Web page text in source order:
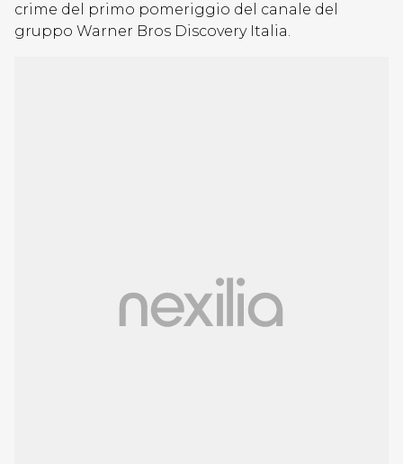
crime del primo pomeriggio del canale del
gruppo Warner Bros Discovery Italia.